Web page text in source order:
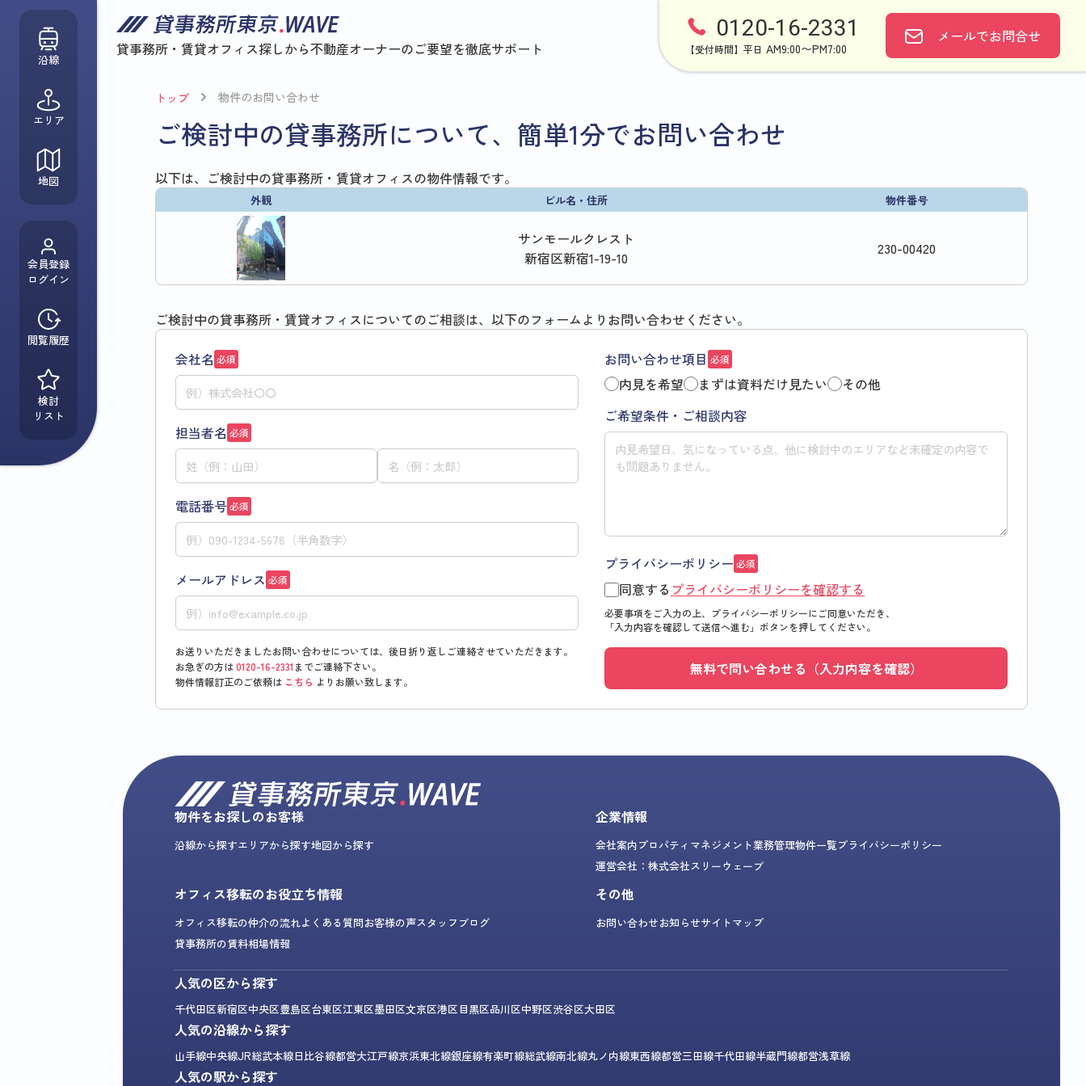
貸事務所・賃貸オフィス探しから不動産オーナーのご要望を徹底サポート
0120-16-2331
【受付時間】平日 AM9:00〜PM7:00
メールでお問合せ
沿線
エリア
地図
会員登録
ログイン
閲覧履歴
検討
リスト
トップ 物件のお問い合わせ
ご検討中の貸事務所について、簡単1分でお問い合わせ
以下は、ご検討中の貸事務所・賃貸オフィスの物件情報です。
外観 ビル名・住所 物件番号
サンモールクレスト
新宿区新宿1-19-10
230-00420
ご検討中の貸事務所・賃貸オフィスについてのご相談は、以下のフォームよりお問い合わせください。
会社名 必須
担当者名 必須
電話番号必須
メールアドレス 必須
お送りいただきましたお問い合わせについては、後日折り返しご連絡させていただきます。
お急ぎの方は0120-16-2331 までご連絡下さい。
物件情報訂正のご依頼は こちら よりお願い致します。
お問い合わせ項目 必須
内見を希望 まずは資料だけ見たい
その他
ご希望条件・ご相談内容
プライバシーポリシー 必須
同意する プライバシーポリシーを確認する
必要事項をご入力の上、プライバシーポリシーにご同意いただき、
「入力内容を確認して送信へ進む」 ボタンを押してください。
無料で問い合わせる（入力内容を確認）
物件をお探しのお客様
沿線から探すエリアから探す地図から探す
企業情報
会社案内プロパティマネジメント業務管理物件一覧プライバシーポリシー
運営会社：株式会社スリーウェーブ
オフィス移転のお役立ち情報
オフィス移転の仲介の流れよくある質問お客様の声スタッフブログ
貸事務所の賃料相場情報
その他
お問い合わせお知らせサイトマップ
人気の区から探す
千代田区新宿区中央区豊島区台東区江東区墨田区文京区港区目黒区品川区中野区渋谷区大田区
人気の沿線から探す
山手線中央線JR総武本線日比谷線都営大江戸線京浜東北線銀座線有楽町線総武線南北線丸ノ内線東西線都営三田線千代田線半蔵門線都営浅草線
人気の駅から探す